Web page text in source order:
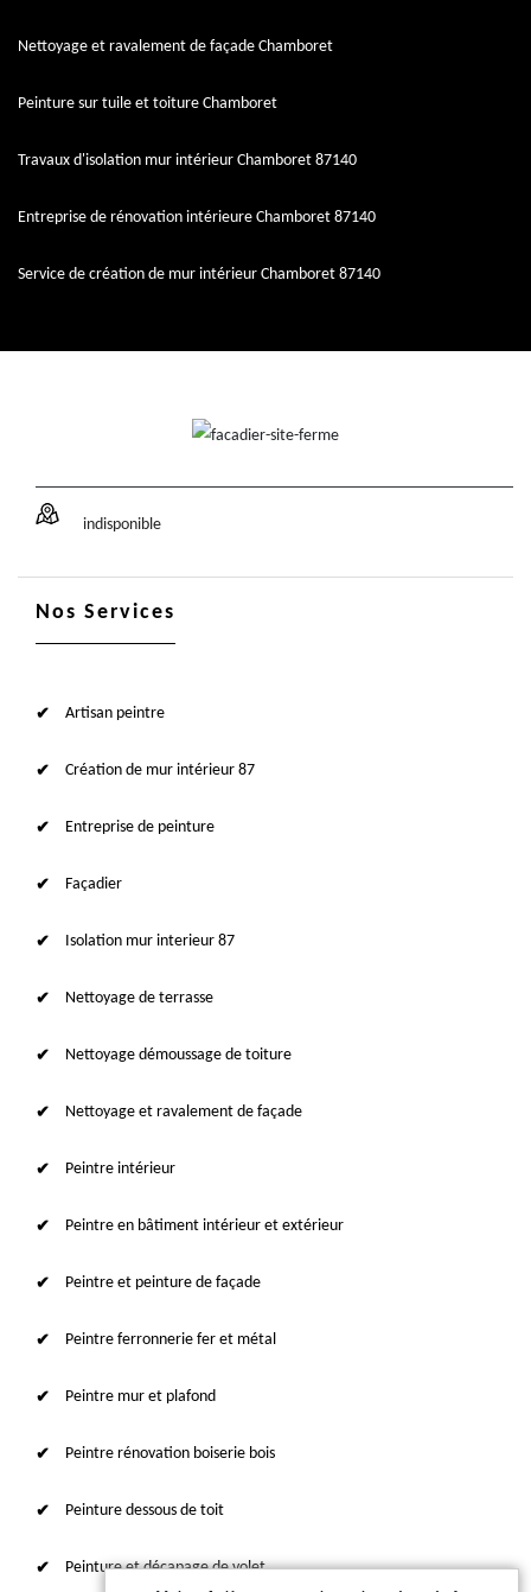
Nettoyage et ravalement de façade Chamboret
Peinture sur tuile et toiture Chamboret
Travaux d'isolation mur intérieur Chamboret 87140
Entreprise de rénovation intérieure Chamboret 87140
Service de création de mur intérieur Chamboret 87140
indisponible
Nos Services
Artisan peintre
Création de mur intérieur 87
Entreprise de peinture
Façadier
Isolation mur interieur 87
Nettoyage de terrasse
Nettoyage démoussage de toiture
Nettoyage et ravalement de façade
Peintre intérieur
Peintre en bâtiment intérieur et extérieur
Peintre et peinture de façade
Peintre ferronnerie fer et métal
Peintre mur et plafond
Peintre rénovation boiserie bois
Peinture dessous de toit
Peinture et décapage de volet